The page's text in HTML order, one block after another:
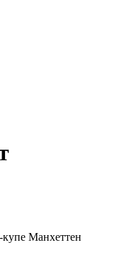
Манхеттен